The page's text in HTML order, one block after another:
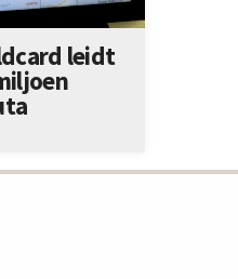
leidt